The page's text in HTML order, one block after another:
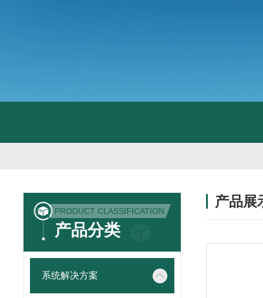
产品展
PRODUCT CLASSIFICATION
产品分类
系统解决方案